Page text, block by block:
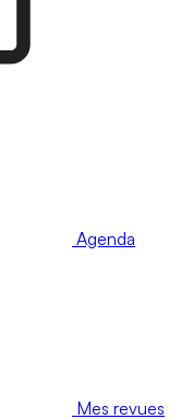
Agenda
Mes revues